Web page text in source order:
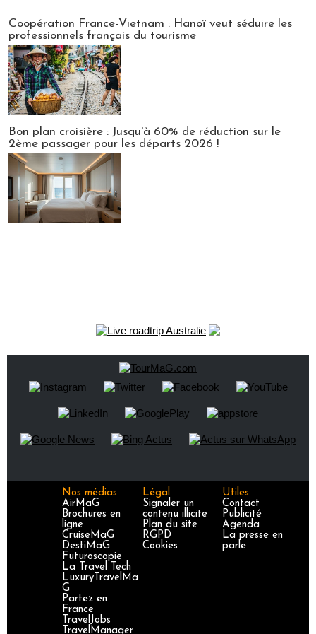
Coopération France-Vietnam : Hanoï veut séduire les
professionnels français du tourisme
Bon plan croisière : Jusqu'à 60% de réduction sur le
2ème passager pour les départs 2026 !
Nos médias
AirMaG
Brochures en
ligne
CruiseMaG
DestiMaG
Futuroscopie
La Travel Tech
LuxuryTravelMa
G
Partez en
France
TravelJobs
TravelManager
Légal
Signaler un
contenu illicite
Plan du site
RGPD
Cookies
Utiles
Contact
Publicité
Agenda
La presse en
parle